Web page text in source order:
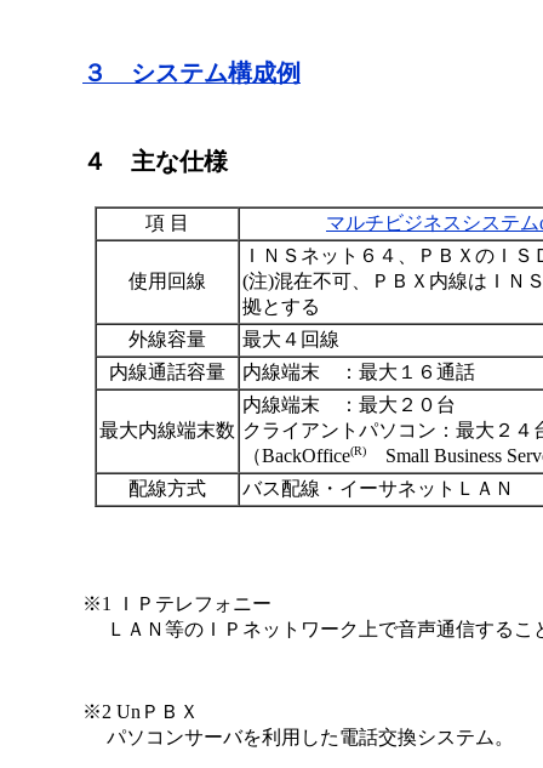
３ システム構成例
４ 主な仕様
項 目 マルチビジネスシステム
使用回線
ＩＮＳネット６４、ＰＢＸのＩＳ
(注)混在不可、ＰＢＸ内線はＩＮ
拠とする
外線容量
最大４回線
内線通話容量
内線端末 ：最大１６通話
最大内線端末数
内線端末 ：最大２０台
クライアントパソコン：最大２４
（BackOffice(R)
Small Business
配線方式
バス配線・イーサネットＬＡＮ
※1 ＩＰテレフォニー
ＬＡＮ等のＩＰネットワーク上で音声通信するこ
※2 UnＰＢＸ
パソコンサーバを利用した電話交換システム。